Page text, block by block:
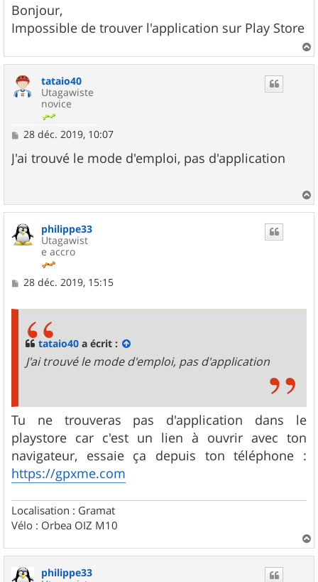
s
s
a
e
Bonjour,
Impossible de trouver l'application sur Play Store
a
tataio40
Utagawiste
novice
M
s
s
28 déc. 2019, 10:07
J'ai trouvé le mode d'emploi, pas d'application
a
philippe33
Utagawist
e accro
M
28 déc. 2019, 15:15
tataio40 a écrit :
J'ai trouvé le mode d'emploi, pas d'application
Tu ne trouveras pas d'application dans le
playstore car c'est un lien à ouvrir avec ton
navigateur, essaie ça depuis ton téléphone :
https://gpxme.com
Localisation : Gramat
Vélo : Orbea OIZ M10
a
philippe33